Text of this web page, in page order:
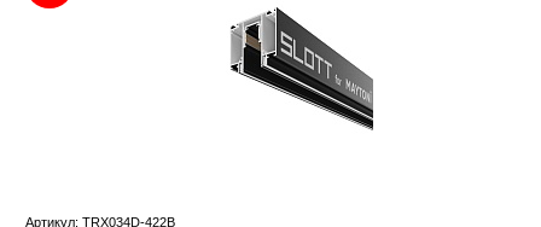
Артикул: TRX034D-422B